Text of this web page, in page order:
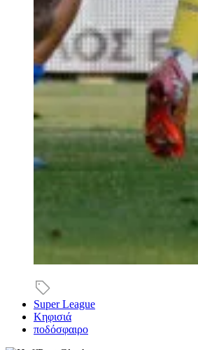
Super League
Κηφισιά
ποδόσφαιρο